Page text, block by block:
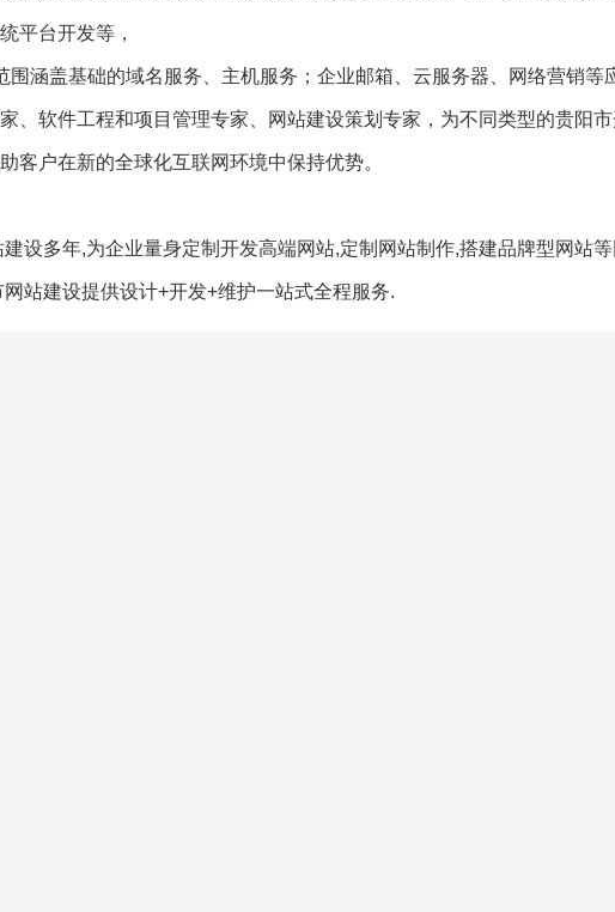
平台开发等，
围涵盖基础的域名服务、主机服务；企业邮箱、云服务器、网络营销等
、软件工程和项目管理专家、网站建设策划专家，为不同类型的贵阳
客户在新的全球化互联网环境中保持优势。
设多年,为企业量身定制开发高端网站,定制网站制作,搭建品牌型网站
站建设提供设计+开发+维护一站式全程服务.